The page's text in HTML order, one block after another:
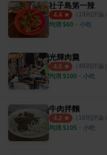
社子島第一辣
4.4 （ 19則評論）
均消 $60 ・ 小吃
光輝肉羹
4.0 （ 48則評論）
均消 $100 ・ 小吃
牛肉拌麵
4.2 （ 18則評論）
均消 $105 ・ 小吃